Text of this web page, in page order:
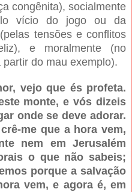
congênita), socialmente
vício do jogo ou da
tensões e conflitos
e moralmente (no
do mau exemplo).
vejo que és profeta.
monte, e vós dizeis
onde se deve adorar.
me que a hora vem,
nem em Jerusalém
o que não sabeis;
porque a salvação
vem, e agora é, em